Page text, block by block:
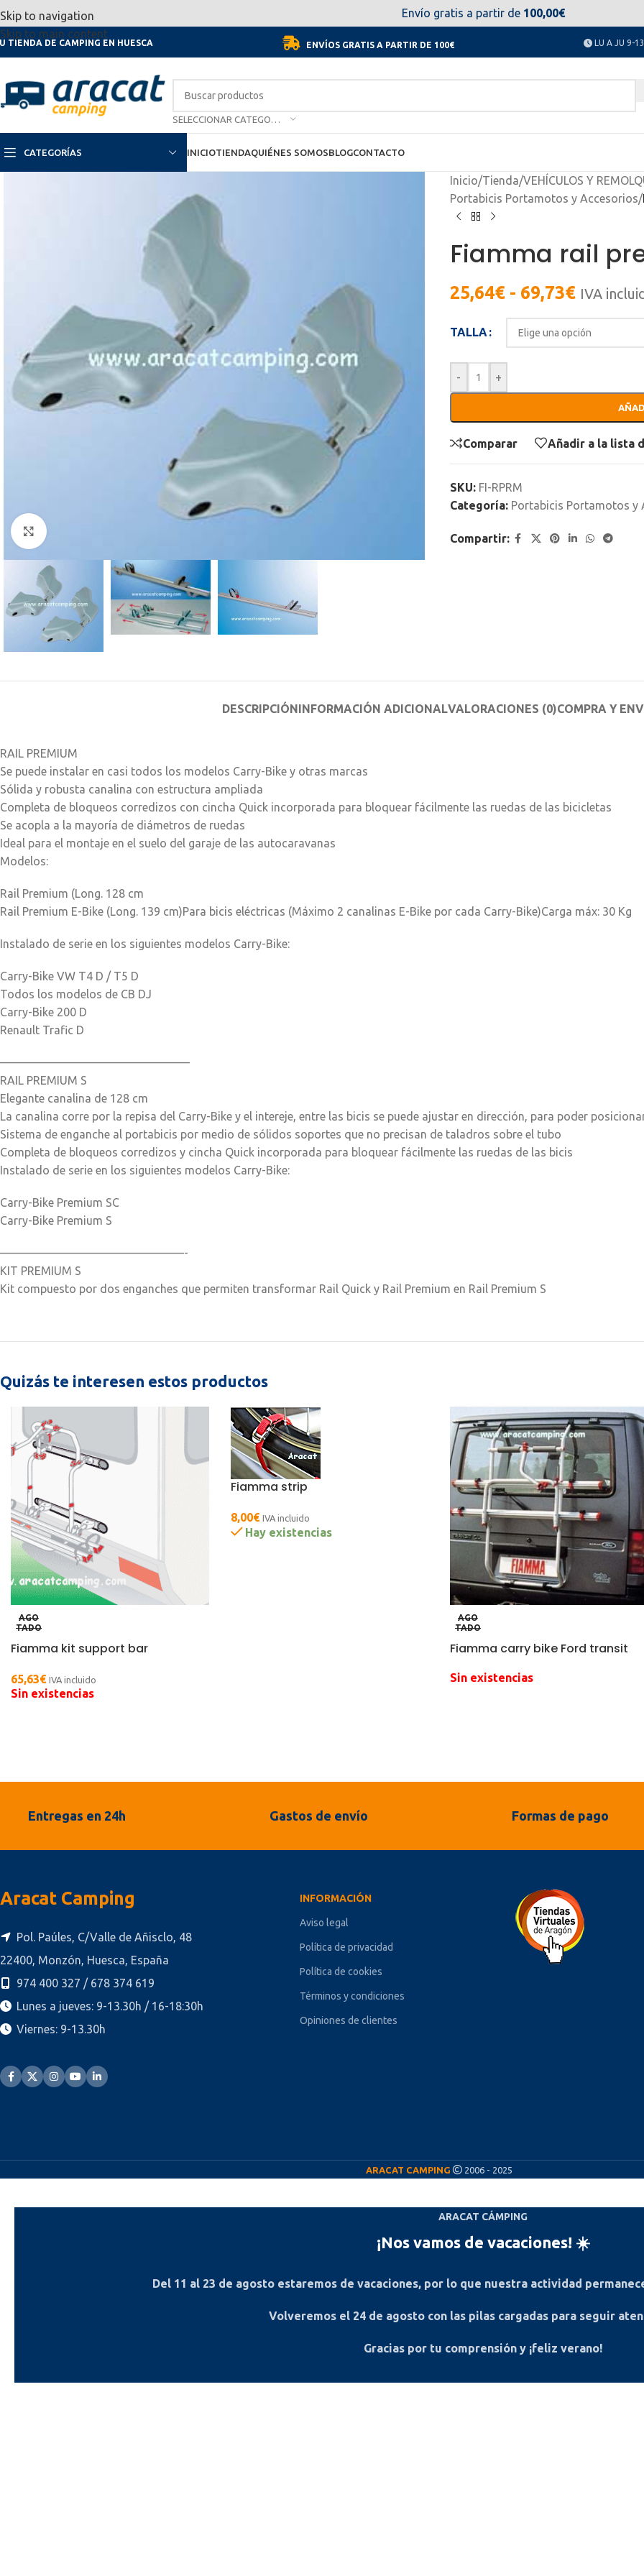
Skip to navigation
Skip to main content
Por motivo de las vacaciones, del día 11 al 23 de agosto no estaremos disponibles.
TIENDA DE CAMPING EN HUESCA ENVÍOS GRATIS A PARTIR DE 100€ LU A JU 9-
CATEGORÍAS INICIOTIENDAQUIÉNES SOMOSBLOGCONTACTO
Envío gratis a partir de 100,00€
Inicio/Tienda/VEHÍCULOS Y
Portabicis Portamotos y Accesorios/
Fiamma rail
25,64€ - 69,73€ IVA
TALLA
- +
Comparar Añadir a la lista
SKU: FI-RPRM
Categoría: Portabicis Portamotos y
Compartir:
DESCRIPCIÓNINFORMACIÓN ADICIONALVALORACIONES (0)COMPRA Y
RAIL PREMIUM
Se puede instalar en casi todos los modelos Carry-Bike y otras marcas
Sólida y robusta canalina con estructura ampliada
Completa de bloqueos corredizos con cincha Quick incorporada para bloquear fácilmente las ruedas de las bicicletas
Se acopla a la mayoría de diámetros de ruedas
Ideal para el montaje en el suelo del garaje de las autocaravanas
Modelos:
Rail Premium (Long. 128 cm
Rail Premium E-Bike (Long. 139 cm)Para bicis eléctricas (Máximo 2 canalinas E-Bike por cada Carry-Bike)Carga máx: 30 Kg
Instalado de serie en los siguientes modelos Carry-Bike:
Carry-Bike VW T4 D / T5 D
Todos los modelos de CB DJ
Carry-Bike 200 D
Renault Trafic D
————————————————–
RAIL PREMIUM S
Elegante canalina de 128 cm
La canalina corre por la repisa del Carry-Bike y el intereje, entre las bicis se puede ajustar en dirección, para poder
Sistema de enganche al portabicis por medio de sólidos soportes que no precisan de taladros sobre el tubo
Completa de bloqueos corredizos y cincha Quick incorporada para bloquear fácilmente las ruedas de las bicis
Instalado de serie en los siguientes modelos Carry-Bike:
Carry-Bike Premium SC
Carry-Bike Premium S
————————————————-
KIT PREMIUM S
Kit compuesto por dos enganches que permiten transformar Rail Quick y Rail Premium en Rail Premium S
Quizás te interesen estos productos
AGO
TADO
Fiamma kit support bar
65,63€ IVA incluido
Sin existencias
Fiamma strip
8,00€ IVA incluido
Hay existencias
AGO
TADO
Fiamma carry bike Ford transit
Sin existencias
Entregas en 24h Gastos de envío Formas de pago
Aracat Camping
Pol. Paúles, C/Valle de Añisclo, 48
22400, Monzón, Huesca, España
974 400 327 / 678 374 619
Lunes a jueves: 9-13.30h / 16-18:30h
Viernes: 9-13.30h
INFORMACIÓN
Aviso legal
Política de privacidad
Política de cookies
Términos y condiciones
Opiniones de clientes
ARACAT CAMPING 2006 - 2025
ARACAT CÁMPING
¡Nos vamos de vacaciones! ☀️
Del 11 al 23 de agosto estaremos de vacaciones, por lo que nuestra actividad
Volveremos el 24 de agosto con las pilas cargadas para seguir
Gracias por tu comprensión y ¡feliz verano!